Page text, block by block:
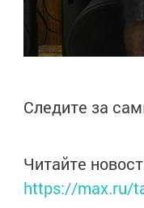
Следите за
Читайте
https://max.ru/